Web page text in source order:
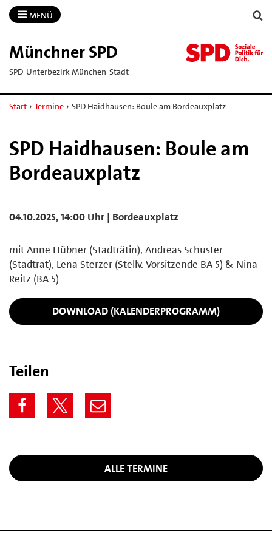
MENÜ
Münchner SPD
SPD-Unterbezirk München-Stadt
Start › Termine › SPD Haidhausen: Boule am Bordeauxplatz
SPD Haidhausen: Boule am
Bordeauxplatz
04.10.2025, 14:00 Uhr | Bordeauxplatz
mit Anne Hübner (Stadträtin), Andreas Schuster
(Stadtrat), Lena Sterzer (Stellv. Vorsitzende BA 5) & Nina
Reitz (BA 5)
DOWNLOAD (KALENDERPROGRAMM)
Teilen
ALLE TERMINE